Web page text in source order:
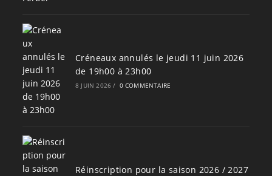
Créneaux annulés le jeudi 11 juin 2026
de 19h00 à 23h00
8 JUIN 2026 / 0 COMMENTAIRE
Réinscription pour la saison 2026 / 2027